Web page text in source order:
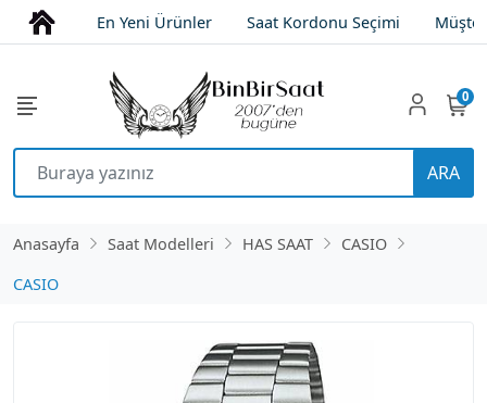
En Yeni Ürünler Saat Kordonu Seçimi
ARA
0
Anasayfa Saat Modelleri HAS SAAT
CASIO
CASIO